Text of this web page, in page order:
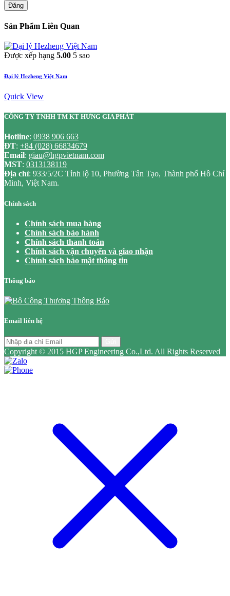
Đăng
Sản Phẩm Liên Quan
Được xếp hạng 5.00 5 sao
Đại lý Hezheng Việt Nam
Quick View
CÔNG TY TNHH TM KT HƯNG GIA PHÁT
Hotline: 0938 906 663
ĐT: +84 (028) 66834679
Email: giau@hgpvietnam.com
MST: 0313138119
Địa chỉ: 933/5/2C Tỉnh lộ 10, Phường Tân Tạo, Thành phố Hồ Chí
Minh, Việt Nam.
Chính sách
Chính sách mua hàng
Chính sách bảo hành
Chính sách thanh toán
Chính sách vận chuyển và giao nhận
Chính sách bảo mật thông tin
Thông báo
Email liên hệ
Copyright © 2015 HGP Engineering Co.,Ltd. All Rights Reserved